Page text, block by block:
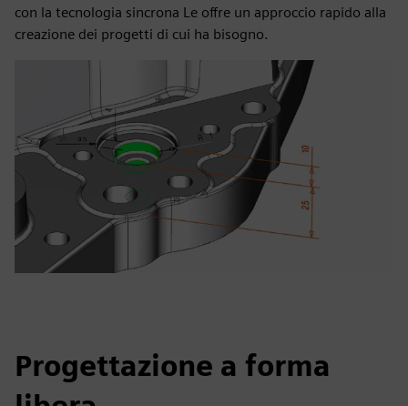
con la tecnologia sincrona Le offre un approccio rapido alla
creazione dei progetti di cui ha bisogno.
Progettazione a forma